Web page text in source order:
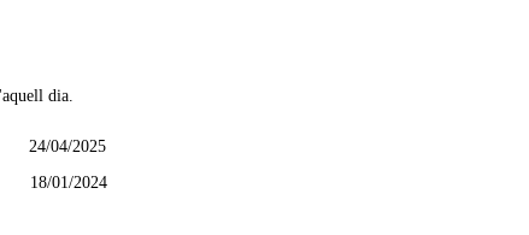
dia.
24/04/2025
18/01/2024